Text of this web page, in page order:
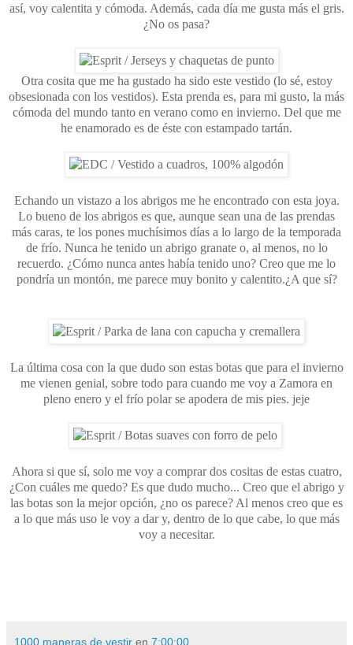
así, voy calentita y cómoda. Además, cada día me gusta más el gris.
¿No os pasa?
Otra cosita que me ha gustado ha sido este vestido (lo sé, estoy
obsesionada con los vestidos). Esta prenda es, para mi gusto, la más
cómoda del mundo tanto en verano como en invierno. Del que me
he enamorado es de éste con estampado tartán.
Echando un vistazo a los abrigos me he encontrado con esta joya.
Lo bueno de los abrigos es que, aunque sean una de las prendas
más caras, te los pones muchísimos días a lo largo de la temporada
de frío. Nunca he tenido un abrigo granate o, al menos, no lo
recuerdo. ¿Cómo nunca antes había tenido uno? Creo que me lo
pondría un montón, me parece muy bonito y calentito.¿A que sí?
La última cosa con la que dudo son estas botas que para el invierno
me vienen genial, sobre todo para cuando me voy a Zamora en
pleno enero y el frío polar se apodera de mis pies. jeje
Ahora si que sí, solo me voy a comprar dos cositas de estas cuatro,
¿Con cuáles me quedo? Es que dudo mucho... Creo que el abrigo y
las botas son la mejor opción, ¿no os parece? Al menos creo que es
a lo que más uso le voy a dar y, dentro de lo que cabe, lo que más
voy a necesitar.
1000 maneras de vestir en 7:00:00